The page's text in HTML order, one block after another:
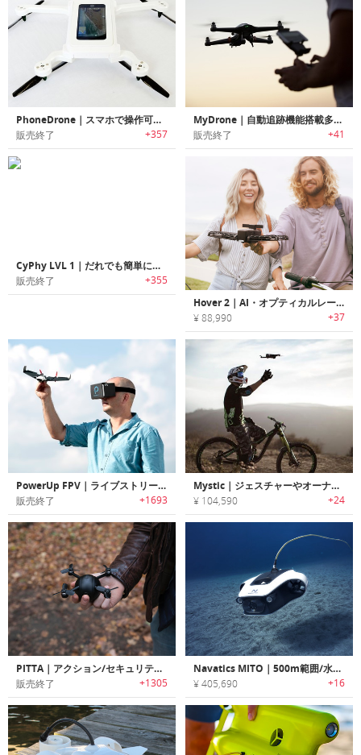
PhoneDrone｜スマホで操作可能なパーソナルドローン「フォン・ドローン」
販売終了 +357
MyDrone｜自動追跡機能搭載多機能ドローン「マイドローン」
販売終了 +41
CyPhy LVL 1｜だれでも簡単に飛ばせるドローン「サイファイ・レベル１」
販売終了
+355
Hover 2｜AI・オプティカルレーダー搭載自律飛行ドローン「ホバー2」
¥ 88,990 +37
PowerUp FPV｜ライブストリームを実現する紙飛行機ドローン「パワーアップFPV」
販売終了 +1693
Mystic｜ジェスチャーやオーナーを認識可能なAI搭載ドローン「ミスティック」
¥ 104,590 +24
PITTA｜アクション/セキュリティーカメラとして使用可能な4Kセルフィードローン「ピータ」
販売終了 +1305
Navatics MITO｜500m範囲/水深40mでスムーズな水中撮影が可能なポータブル水中ドローン「ナバティクスミト」
¥ 405,690 +16